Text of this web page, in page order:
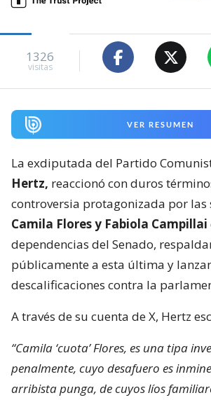
1326
visitas
VER RESUMEN
La exdiputada del Partido
Hertz, reaccionó con duros
controversia protagonizada por las
Camila Flores y Fabiola Campillai
dependencias del Senado,
públicamente a esta última y
descalificaciones contra la
A través de su cuenta de X, Hertz
“Camila ‘cuota’ Flores, es una tipa
penalmente, cuyo desafuero es
arribista punga, de cuyos líos